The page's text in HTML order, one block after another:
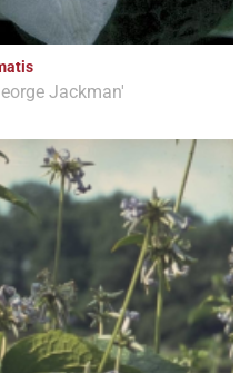
Jackman'